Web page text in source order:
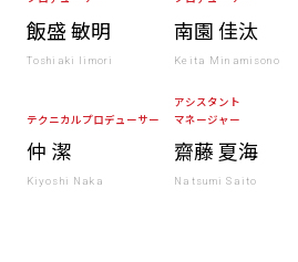
飯盛 敏明
Toshiaki Iimori
南園 佳汰
Keita Minamisono
テクニカルプロデューサー
仲 潔
Kiyoshi Naka
アシスタント
マネージャー
齋藤 夏海
Natsumi Saito